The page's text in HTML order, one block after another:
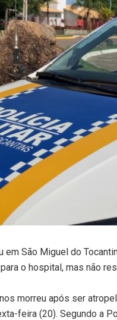
em São Miguel do
o hospital, mas não
morreu após ser
feira (20). Segundo a